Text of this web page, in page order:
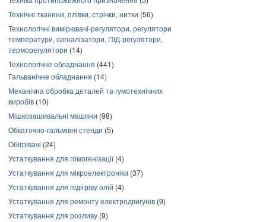
Технічні тканини, плівки, стрічки, нитки (56)
Технологічні вимірювачі-регулятори, регулятори
температури, сигналізатори, ПІД-регулятори,
терморегулятори (14)
Технологічне обладнання (441)
Гальванічне обладнання (14)
Механічна обробка деталей та гумотехнічних
виробів (10)
Мішкозашивальні машини (98)
Обкаточно-гальмівні стенди (5)
Обігрівачі (24)
Устаткування для гомогенізації(4)
Устаткування для мікроелектроніки (37)
Устаткування для підігріву олій (4)
Устаткування для ремонту електродвигунів (9)
Устаткування для розливу (9)